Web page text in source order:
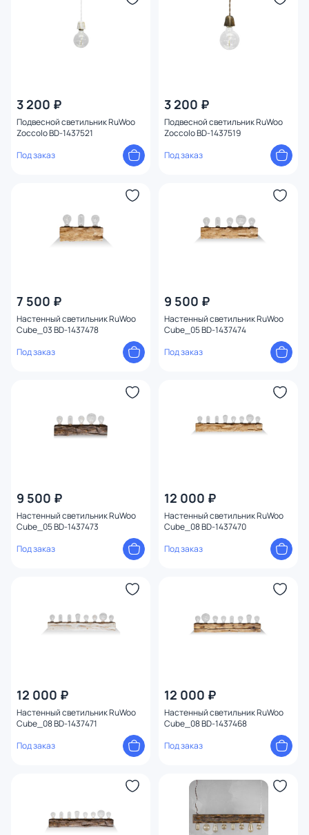
3 200 ₽
Подвесной светильник RuWoo
Zoccolo BD-1437521
Под заказ
3 200 ₽
Подвесной светильник RuWoo
Zoccolo BD-1437519
Под заказ
7 500 ₽
Настенный светильник RuWoo
Cube_03 BD-1437478
Под заказ
9 500 ₽
Настенный светильник RuWoo
Cube_05 BD-1437474
Под заказ
9 500 ₽
Настенный светильник RuWoo
Cube_05 BD-1437473
Под заказ
12 000 ₽
Настенный светильник RuWoo
Cube_08 BD-1437470
Под заказ
12 000 ₽
Настенный светильник RuWoo
Cube_08 BD-1437471
Под заказ
12 000 ₽
Настенный светильник RuWoo
Cube_08 BD-1437468
Под заказ